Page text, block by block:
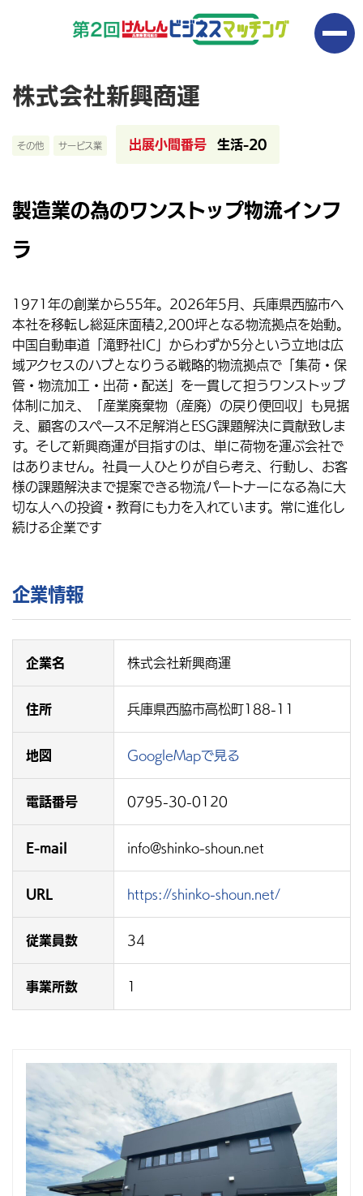
株式会社新興商運
その他 サービス業 出展小間番号 生活-20
製造業の為のワンストップ物流インフ
ラ
1971年の創業から55年。2026年5月、兵庫県西脇市へ
本社を移転し総延床面積2,200坪となる物流拠点を始動。
中国自動車道「滝野社IC」からわずか5分という立地は広
域アクセスのハブとなりうる戦略的物流拠点で「集荷・保
管・物流加工・出荷・配送」を一貫して担うワンストップ
体制に加え、「産業廃棄物（産廃）の戻り便回収」も見据
え、顧客のスペース不足解消とESG課題解決に貢献致しま
す。そして新興商運が目指すのは、単に荷物を運ぶ会社で
はありません。社員一人ひとりが自ら考え、行動し、お客
様の課題解決まで提案できる物流パートナーになる為に大
切な人への投資・教育にも力を入れています。常に進化し
続ける企業です
企業情報
企業名 株式会社新興商運
住所 兵庫県西脇市高松町188-11
地図 GoogleMapで見る
電話番号 0795-30-0120
E-mail info@shinko-shoun.net
URL https://shinko-shoun.net/
従業員数 34
事業所数 1